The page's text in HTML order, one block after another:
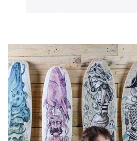
artigianato italiano.